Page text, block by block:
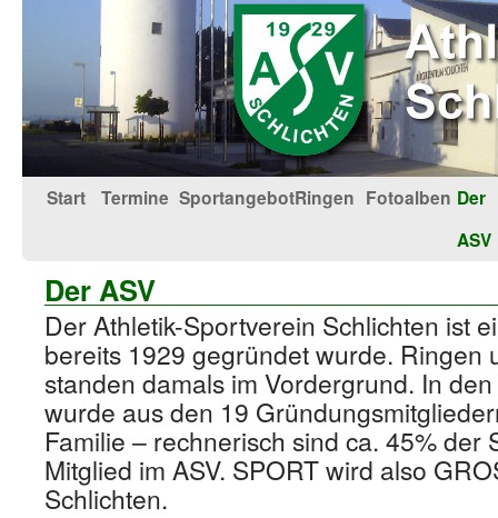
Start Termine SportangebotRingen Fotoalben Der
ASV
Der ASV
Der Athletik-Sportverein Schlichten ist
bereits 1929 gegründet wurde. Ringen
standen damals im Vordergrund. In
wurde aus den 19
Familie – rechnerisch sind ca. 45% der
Mitglied im ASV. SPORT wird also
Schlichten.